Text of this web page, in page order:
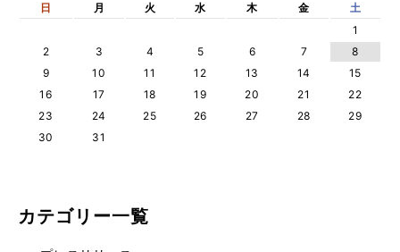
日 月 火 水 木 金
土
1
2
3 4 5 6 7
8
9
10 11 12 13 14
15
16
17 18 19 20 21
22
23
24 25 26 27 28
29
30
31
カテゴリー一覧